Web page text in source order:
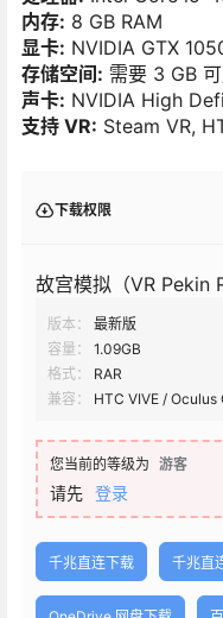
内存: 8 GB RAM
显卡: NVIDIA GTX
存储空间: 需要 3 GB
声卡: NVIDIA High
支持 VR: Steam VR,
下载权限
故宫模拟（VR Pekin
版本：
最新版
容量：
1.09GB
格式：
RAR
兼容：
HTC VIVE / Oculus
您当前的等级为 游客
请先 登录
千兆直连下载 千兆直